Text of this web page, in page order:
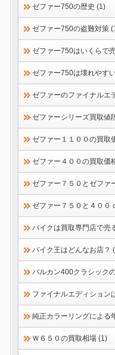
ゼファー750の歴史 (1)
ゼファー750の盗難対策
ゼファー750はいくらで
ゼファー750は壊れやす
ゼファーのファイナルエ
ゼファーシリーズ買取値
ゼファー１１００の買取
ゼファー４００の買取価
ゼファー７５０とゼファ
ゼファー７５０と４００
バイクは買取専門店で売
バイク王はどんなお店？
バルカン400クラシック
ファイナルエディション
純正カラーリングによる
Ｗ６５０の買取相場 (1)